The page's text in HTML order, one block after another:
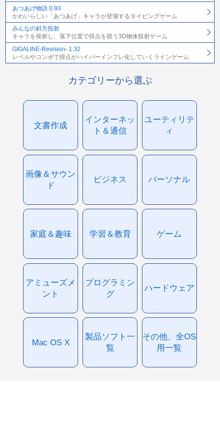
あつあげ物語 0.93
かわいらしい「あつあげ」キャラが登場するタイピングゲーム
みんなの斜方投射
キャラを発射し、落下位置で得点を競う3D物体投射ゲーム
GIGALINE-Revision- 1.32
レベルやコンボで得点がハイパーインフレ化していくラインゲーム
カテゴリーから選ぶ
文書作成
インターネッ
ト＆通信
ユーティリテ
ィ
画像＆サウン
ド
ビジネス パーソナル
家庭＆趣味 学習＆教育 ゲーム
アミューズメ
ント
プログラミン
グ
ハードウェア
Mac OS X
製品ソフト一
覧
その他、全OS
用一覧